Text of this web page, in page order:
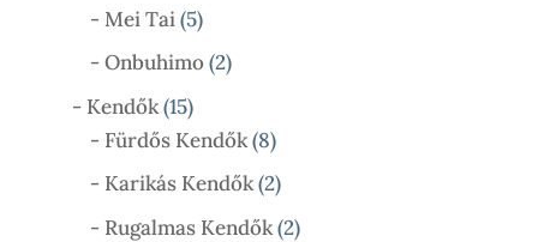
- Mei Tai 55
Termék
- Onbuhimo 22
- Kendők 1515
Termék
- Fürdős Kendők 88
Termék
- Karikás Kendők 22
Termék
- Rugalmas Kendők 22